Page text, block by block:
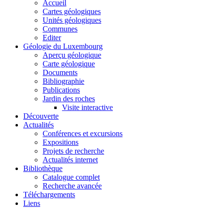
Accueil
Cartes géologiques
Unités géologiques
Communes
Editer
Géologie du Luxembourg
Aperçu géologique
Carte géologique
Documents
Bibliographie
Publications
Jardin des roches
Visite interactive
Découverte
Actualités
Conférences et excursions
Expositions
Projets de recherche
Actualités internet
Bibliothèque
Catalogue complet
Recherche avancée
Téléchargements
Liens